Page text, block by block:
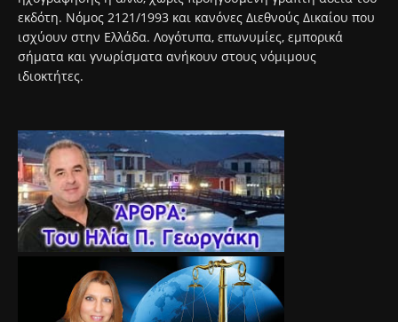
εκδότη. Νόμος 2121/1993 και κανόνες Διεθνούς Δικαίου που
ισχύουν στην Ελλάδα. Λογότυπα, επωνυμίες, εμπορικά
σήματα και γνωρίσματα ανήκουν στους νόμιμους
ιδιοκτήτες.